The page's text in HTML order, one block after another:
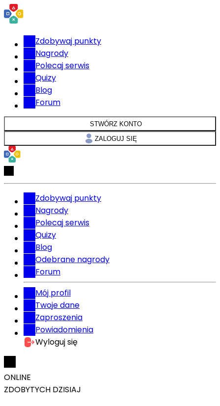
Zdobywaj punkty
Nagrody
Polecaj serwis
Quizy
Blog
Forum
STWÓRZ KONTO
ZALOGUJ SIĘ
Zdobywaj punkty
Nagrody
Polecaj serwis
Quizy
Blog
Odebrane nagrody
Forum
Mój profil
Twoje dane
Zaproszenia
Powiadomienia
Wyloguj się
ONLINE
ZDOBYTYCH DZISIAJ